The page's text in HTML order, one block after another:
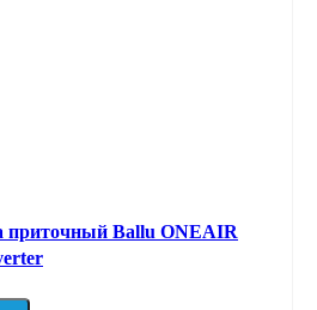
приточный Ballu ONEAIR